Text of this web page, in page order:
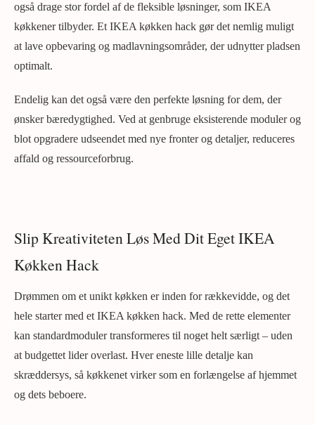
også drage stor fordel af de fleksible løsninger, som IKEA
køkkener tilbyder. Et IKEA køkken hack gør det nemlig muligt
at lave opbevaring og madlavningsområder, der udnytter pladsen
optimalt.
Endelig kan det også være den perfekte løsning for dem, der
ønsker bæredygtighed. Ved at genbruge eksisterende moduler og
blot opgradere udseendet med nye fronter og detaljer, reduceres
affald og ressourceforbrug.
Slip Kreativiteten Løs Med Dit Eget IKEA
Køkken Hack
Drømmen om et unikt køkken er inden for rækkevidde, og det
hele starter med et IKEA køkken hack. Med de rette elementer
kan standardmoduler transformeres til noget helt særligt – uden
at budgettet lider overlast. Hver eneste lille detalje kan
skræddersys, så køkkenet virker som en forlængelse af hjemmet
og dets beboere.